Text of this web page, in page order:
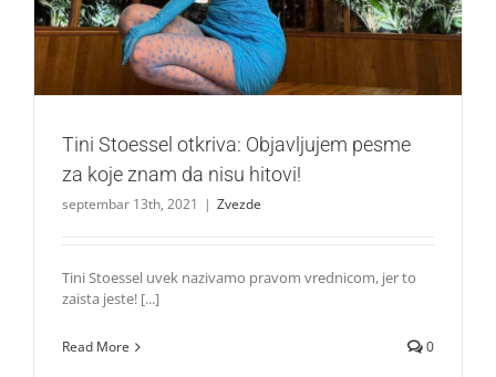
Zvezde
Tini Stoessel otkriva: Objavljujem pesme
za koje znam da nisu hitovi!
septembar 13th, 2021 | Zvezde
Tini Stoessel uvek nazivamo pravom vrednicom, jer to
zaista jeste! [...]
Read More 0